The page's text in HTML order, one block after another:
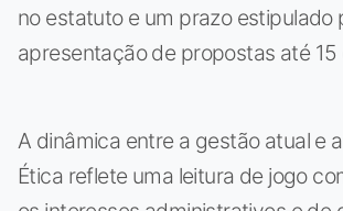
no estatuto e um prazo estipulado
apresentação de propostas até 15
A dinâmica entre a gestão atual e
Ética reflete uma leitura de jogo